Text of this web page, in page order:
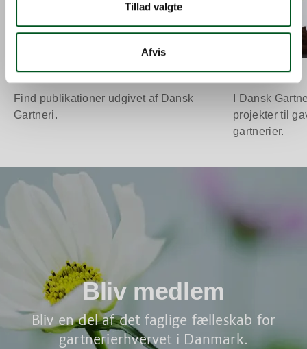
Tillad valgte
Afvis
Publikationer
Find publikationer udgivet af Dansk
Gartneri.
Projekter
I Dansk
projekter til
gartnerier.
Bliv medlem
Bliv en del af det faglige fælleskab for
gartnerierhvervet i Danmark.